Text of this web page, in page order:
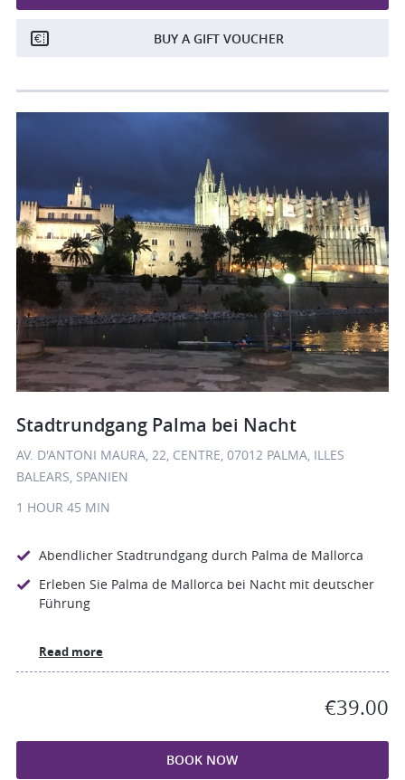
BUY A GIFT VOUCHER
Stadtrundgang Palma bei Nacht
AV. D'ANTONI MAURA, 22, CENTRE, 07012 PALMA, ILLES
BALEARS, SPANIEN
1 HOUR 45 MIN
Abendlicher Stadtrundgang durch Palma de Mallorca
Erleben Sie Palma de Mallorca bei Nacht mit deutscher
Führung
Read more
€39.00
BOOK NOW